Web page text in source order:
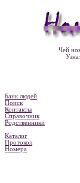
Чей
Банк людей
Поиск
Контакты
Справочник
Родственники
Каталог
Протокол
Номера